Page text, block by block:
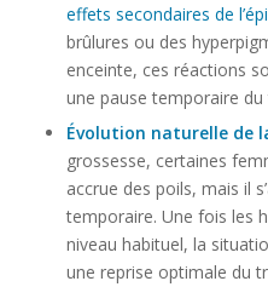
effets secondaires de
brûlures ou des
enceinte, ces réactions
une pause temporaire
Évolution naturelle de
grossesse, certaines
accrue des poils, mais il
temporaire. Une fois les
niveau habituel, la
une reprise optimale du